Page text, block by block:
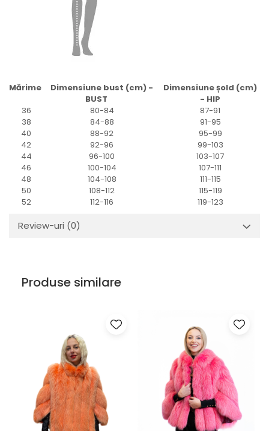
Mărime
Dimensiune bust (cm) -
BUST
Dimensiune șold (cm)
- HIP
36
80-84
87-91
38
84-88
91-95
40
88-92
95-99
42
92-96
99-103
44
96-100
103-107
46
100-104
107-111
48
104-108
111-115
50
108-112
115-119
52
112-116 119-123
Review-uri (0)
Produse similare